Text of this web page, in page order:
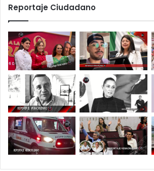
Reportaje Ciudadano